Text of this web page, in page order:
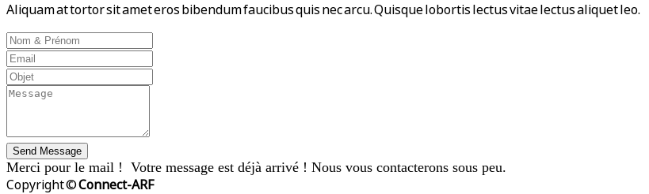
Aliquam at tortor sit amet eros bibendum faucibus quis nec arcu. Quisque lobortis lectus vitae lectus aliquet leo.
Send Message
Merci pour le mail ! Votre message est déjà arrivé ! Nous vous contacterons sous peu.
Copyright ©Connect-ARF